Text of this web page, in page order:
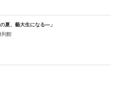
夏、藝大生になる―」
列館